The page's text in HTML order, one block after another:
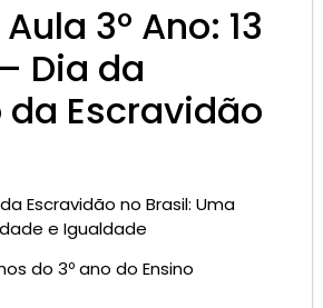
3º Ano: 13
Dia da
Escravidão
Escravidão no Brasil: Uma
e Igualdade
do 3º ano do Ensino